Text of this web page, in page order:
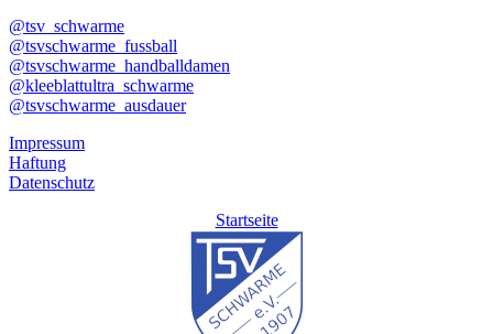
@tsv_schwarme
@tsvschwarme_fussball
@tsvschwarme_handballdamen
@kleeblattultra_schwarme
@tsvschwarme_ausdauer
Impressum
Haftung
Datenschutz
Startseite